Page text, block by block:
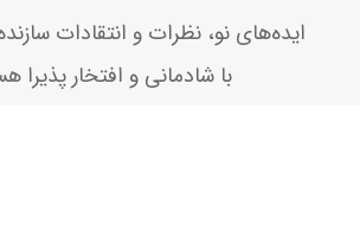
ايده‌های نو، نظرات و انتقادات
با شادمانی و افتخار پذيرا